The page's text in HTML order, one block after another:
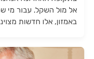
אל מול השקל. עבור מי
באמזון, אלו חדשות